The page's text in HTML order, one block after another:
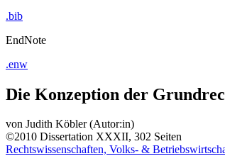
.bib
EndNote
.enw
Die Konzeption der
von Judith Köbler (Autor:in)
©2010 Dissertation XXXII, 302 Seiten
Rechtswissenschaften, Volks- &